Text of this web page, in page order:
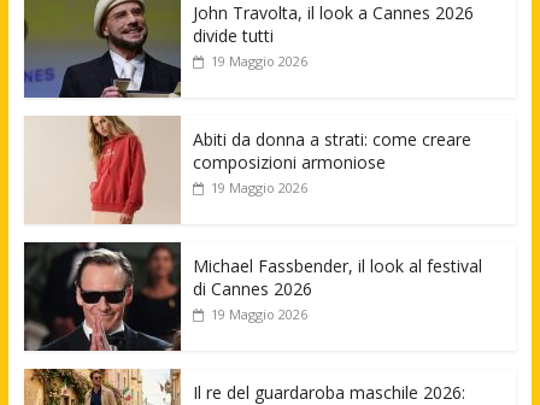
John Travolta, il look a Cannes 2026
divide tutti
19 Maggio 2026
Abiti da donna a strati: come creare
composizioni armoniose
19 Maggio 2026
Michael Fassbender, il look al festival
di Cannes 2026
19 Maggio 2026
Il re del guardaroba maschile 2026: